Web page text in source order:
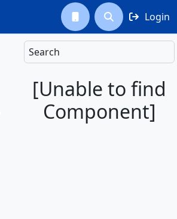
  Login
Search
[Unable to find
Component]